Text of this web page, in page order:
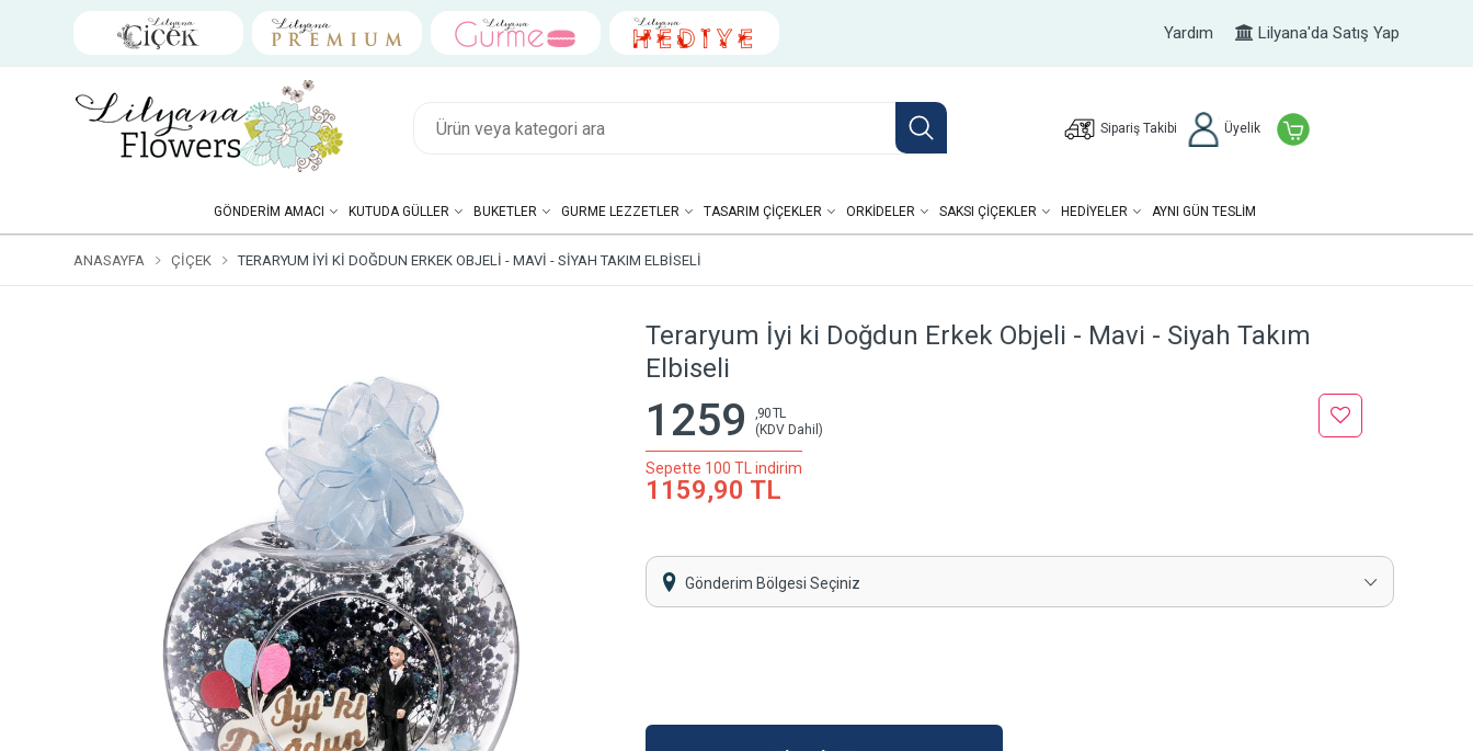
Yardım Lilyana'da Satış Yap
Sipariş Takibi Üyelik
GÖNDERIM AMACI KUTUDA GÜLLER BUKETLER GURME LEZZETLER TASARIM ÇIÇEKLER ORKIDELER SAKSI ÇIÇEKLER HEDIYELER AYNI GÜN TESLİM
ANASAYFA ÇIÇEK TERARYUM İYI KI DOĞDUN ERKEK OBJELI - MAVI - SIYAH TAKIM ELBISELI
Teraryum İyi ki Doğdun Erkek Objeli - Mavi - Siyah Takım
Elbiseli
1259
,90 TL
(KDV Dahil)
Sepette 100 TL indirim
1159,90 TL
Gönderim Bölgesi Seçiniz